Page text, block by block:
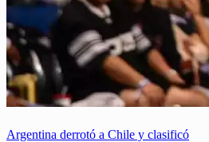
Argentina derrotó a Chile y clasificó